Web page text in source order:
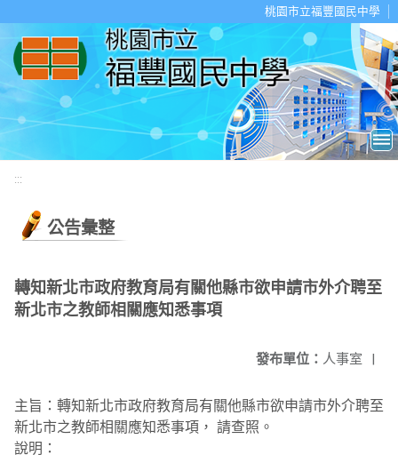
桃園市立福豐國民中學
:::
公告彙整
轉知新北市政府教育局有關他縣市欲申請市外介聘至
新北市之教師相關應知悉事項
發布單位： 人事室 |
主旨：轉知新北市政府教育局有關他縣市欲申請市外介聘至
新北市之教師相關應知悉事項， 請查照。
說明：